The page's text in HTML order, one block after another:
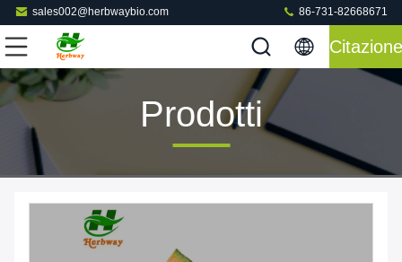
sales002@herbwaybio.com 86-731-82668671
Citazione
Prodotti